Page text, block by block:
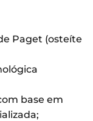
Paget (osteíte
base em